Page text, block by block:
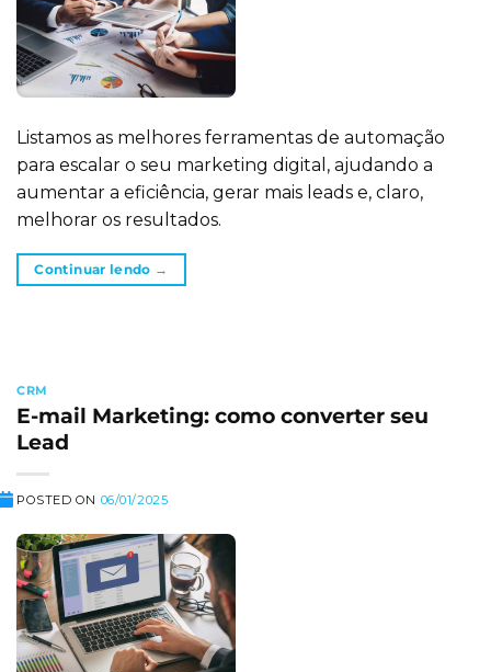
Listamos as melhores ferramentas de automação
para escalar o seu marketing digital, ajudando a
aumentar a eficiência, gerar mais leads e, claro,
melhorar os resultados.
Continuar lendo →
CRM
E-mail Marketing: como converter seu
Lead
POSTED ON 06/01/2025